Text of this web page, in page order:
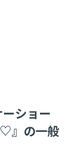
ーショー
』の一般